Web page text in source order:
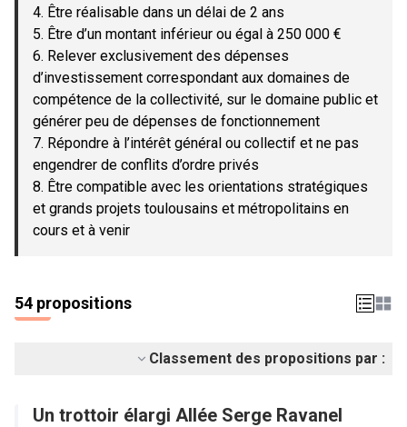
4. Être réalisable dans un délai de 2 ans
5. Être d’un montant inférieur ou égal à 250 000 €
6. Relever exclusivement des dépenses
d’investissement correspondant aux domaines de
compétence de la collectivité, sur le domaine public et
générer peu de dépenses de fonctionnement
7. Répondre à l’intérêt général ou collectif et ne pas
engendrer de conflits d’ordre privés
8. Être compatible avec les orientations stratégiques
et grands projets toulousains et métropolitains en
cours et à venir
54 propositions
Classement des propositions par :
Un trottoir élargi Allée Serge Ravanel